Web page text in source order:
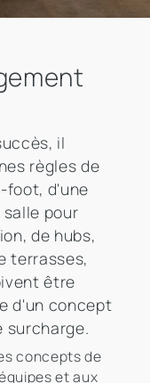
il
règles de
foot, d'une
pour
de hubs,
terrasses,
être
d'un concept
surcharge.
concepts de
et aux